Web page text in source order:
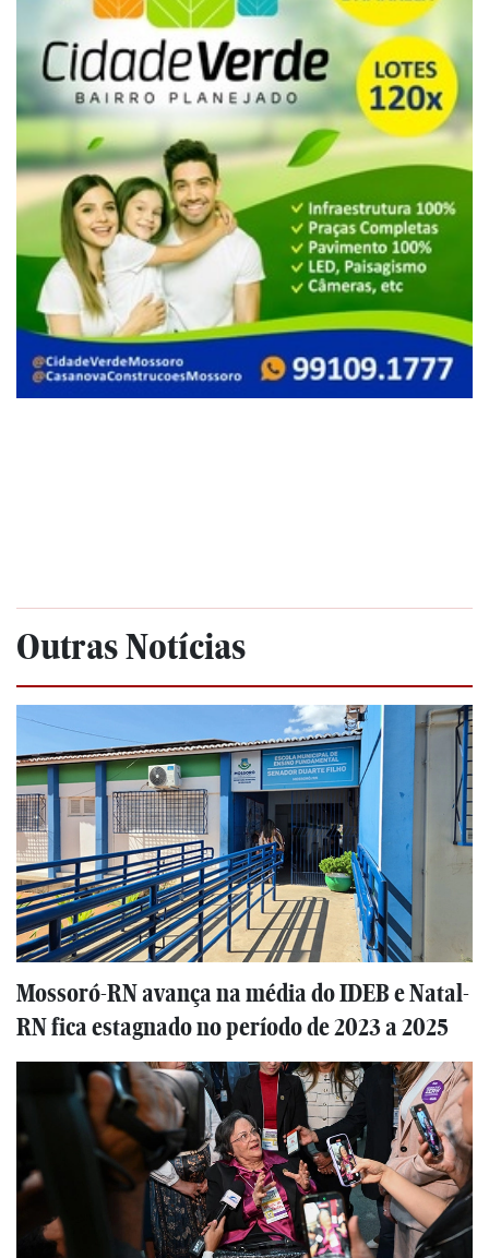
Outras Notícias
Mossoró-RN avança na média do IDEB e Natal-
RN fica estagnado no período de 2023 a 2025